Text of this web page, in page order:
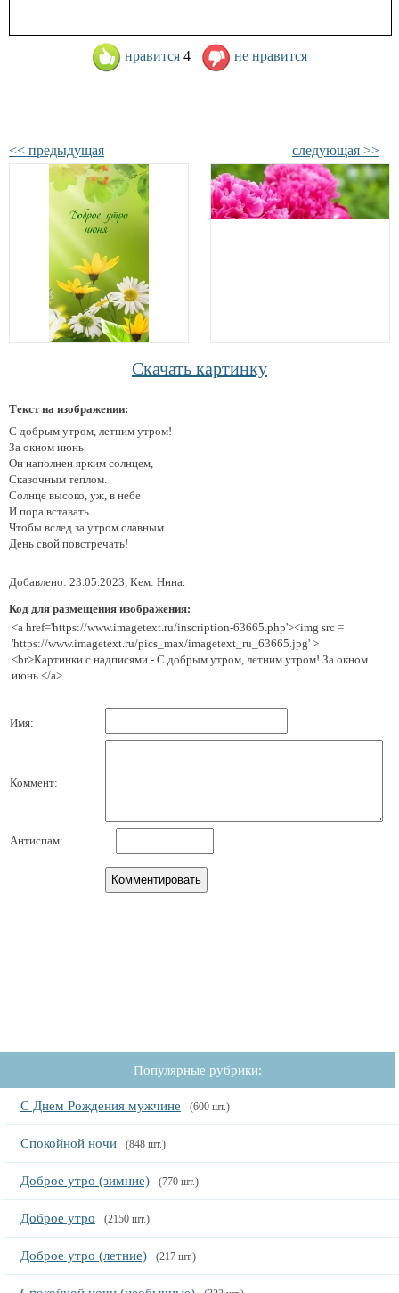
нравится 4 не нравится
<< предыдущая следующая >>
Скачать картинку
Текст на изображении:
С добрым утром, летним утром!
За окном июнь.
Он наполнен ярким солнцем,
Сказочным теплом.
Солнце высоко, уж, в небе
И пора вставать.
Чтобы вслед за утром славным
День свой повстречать!
Добавлено: 23.05.2023, Кем: Нина.
Код для размещения изображения:
<a href='https://www.imagetext.ru/inscription-63665.php'><img src =
'https://www.imagetext.ru/pics_max/imagetext_ru_63665.jpg' >
<br>Картинки с надписями - С добрым утром, летним утром! За окном
июнь.</a>
Имя:
Коммент:
Антиспам:
Популярные рубрики:
С Днем Рождения мужчине (600 шт.)
Спокойной ночи (848 шт.)
Доброе утро (зимние) (770 шт.)
Доброе утро (2150 шт.)
Доброе утро (летние) (217 шт.)